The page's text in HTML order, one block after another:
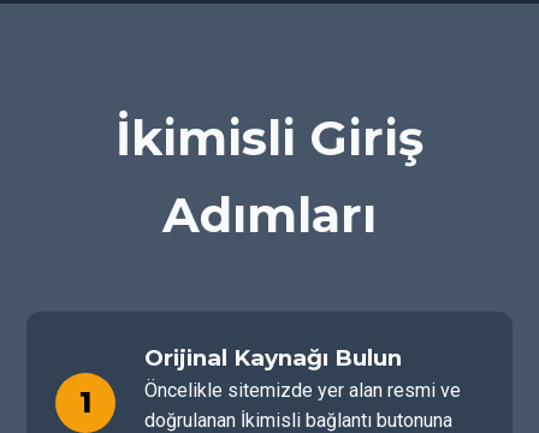
İkimisli Giriş
Adımları
1
Orijinal Kaynağı Bulun
Öncelikle sitemizde yer alan resmi ve
doğrulanan İkimisli bağlantı butonuna